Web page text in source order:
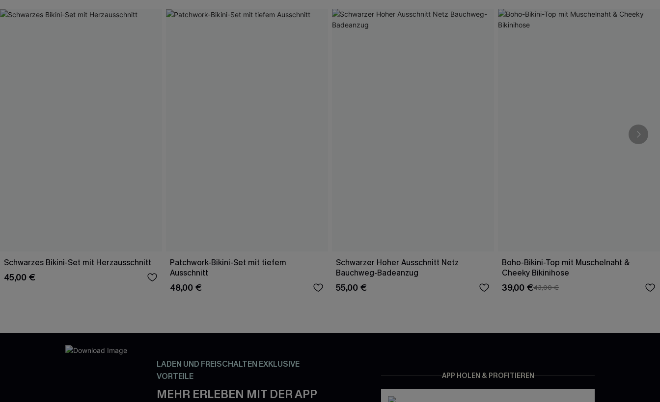
Schwarzes Bikini-Set mit Herzausschnitt
45,00 €
Patchwork-Bikini-Set mit tiefem
Ausschnitt
48,00 €
Schwarzer Hoher Ausschnitt Netz
Bauchweg-Badeanzug
55,00 €
Boho-Bikini-Top mit Muschelnaht &
Cheeky Bikinihose
39,00 €43,00 €
LADEN UND FREISCHALTEN EXKLUSIVE
VORTEILE
MEHR ERLEBEN MIT DER APP
APP HOLEN & PROFITIEREN